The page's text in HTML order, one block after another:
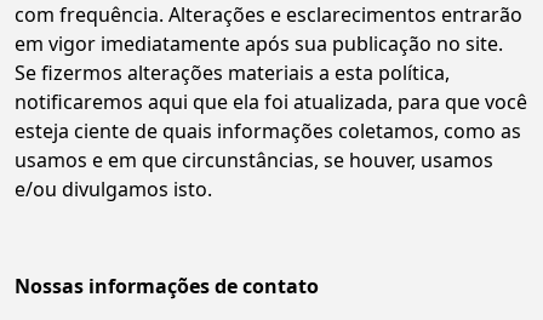
com frequência. Alterações e esclarecimentos entrarão
em vigor imediatamente após sua publicação no site.
Se fizermos alterações materiais a esta política,
notificaremos aqui que ela foi atualizada, para que você
esteja ciente de quais informações coletamos, como as
usamos e em que circunstâncias, se houver, usamos
e/ou divulgamos isto.
Nossas informações de contato